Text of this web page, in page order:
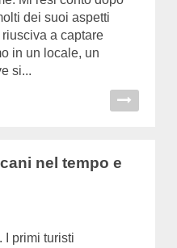
dei suoi aspetti
a captare
in un locale, un
si...
nel tempo e
I primi turisti